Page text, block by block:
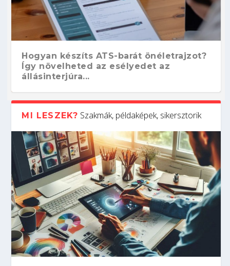
Hogyan készíts ATS-barát önéletrajzot?
Így növelheted az esélyedet az
állásinterjúra...
Kitalálod, mire használják ezeket a
gépeket?
Nem sikerült az egyetemi felvételi?
Tanulj szakmát!
Szoftverfejlesztő: verseny kódban –
amikor néhány sor program dönti el a
világversenyt...
Digitális detox – hogyan kapcsolódj ki
telefon nélkül?
MI LESZEK? Szakmák, példaképek, sikersztorik